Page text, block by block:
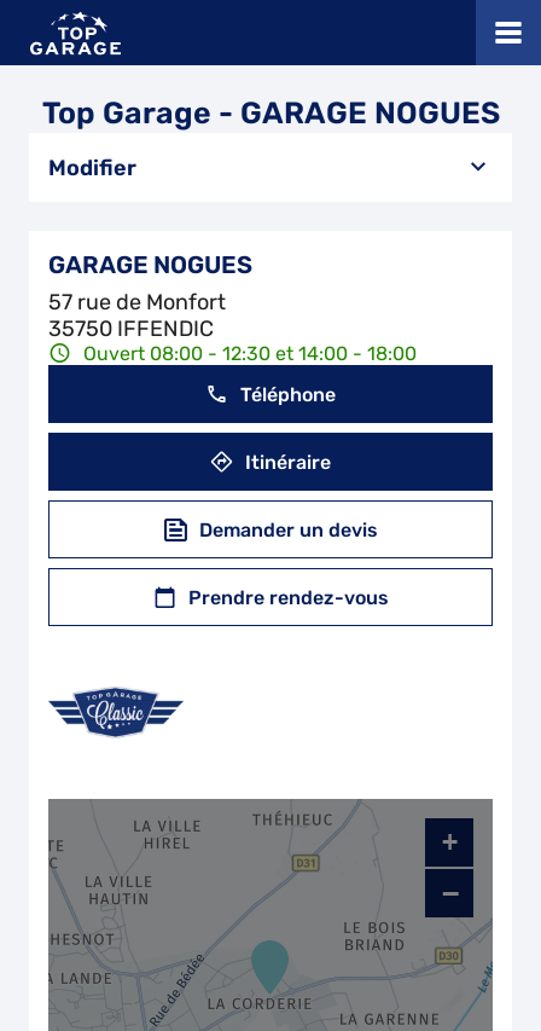
Top Garage - GARAGE NOGUES
Modifier
GARAGE NOGUES
57 rue de Monfort
35750 IFFENDIC
Ouvert 08:00 - 12:30 et 14:00 - 18:00
Téléphone
Itinéraire
Demander un devis
Prendre rendez-vous
+
−